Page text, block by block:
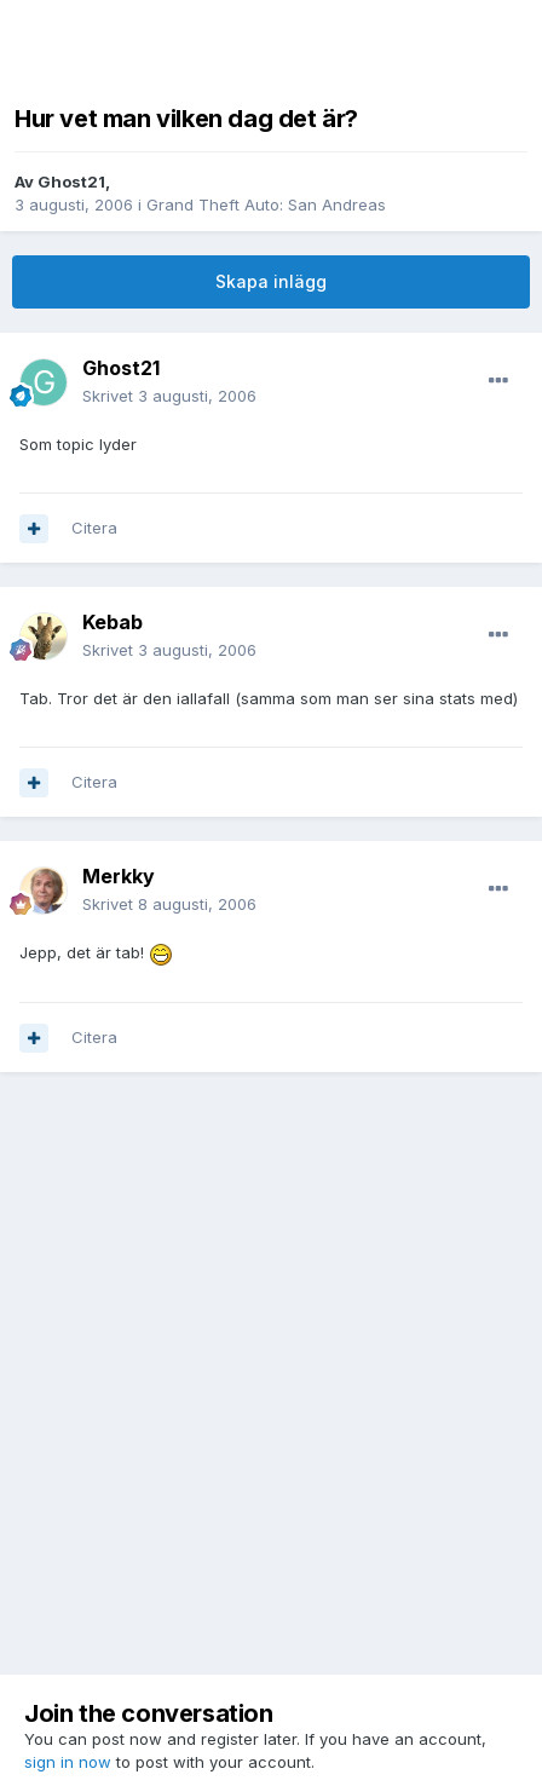
Hur vet man vilken dag det är?
Av Ghost21,
3 augusti, 2006 i Grand Theft Auto: San Andreas
Skapa inlägg
Ghost21
Skrivet 3 augusti, 2006
Som topic lyder
Citera
Kebab
Skrivet 3 augusti, 2006
Tab. Tror det är den iallafall (samma som man ser sina stats med)
Citera
Merkky
Skrivet 8 augusti, 2006
Jepp, det är tab!
Citera
Join the conversation
You can post now and register later. If you have an account,
sign in now to post with your account.